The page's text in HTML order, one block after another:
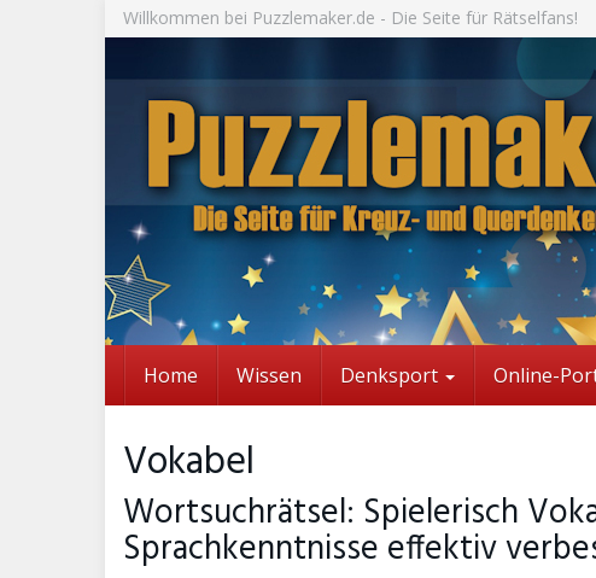
Willkommen bei Puzzlemaker.de - Die Seite für Rätselfans!
Home Wissen Denksport Online-
Vokabel
Wortsuchrätsel: Spielerisch
Sprachkenntnisse effektiv